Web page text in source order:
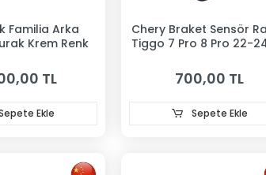
Krem Renk
TL
Ekle
Chery Braket Sensör
Tiggo 7 Pro 8 Pro 22-24 Ön
700,00 TL
Sepete Ekle